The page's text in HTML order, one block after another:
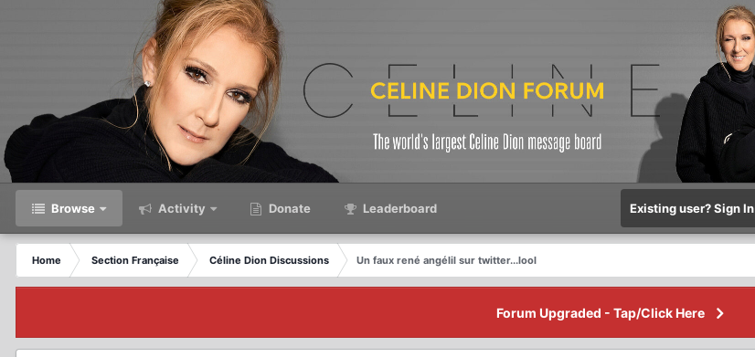
Browse Activity Donate Leaderboard Existing user? Sign In
Home Section Française Céline Dion Discussions
Un faux rené angélil sur twitter...lool
Forum Upgraded - Tap/Click Here